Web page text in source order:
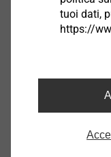
2225416607
Vite per serramenti S-
Vite per serramenti S-
tuoi dati,
https://